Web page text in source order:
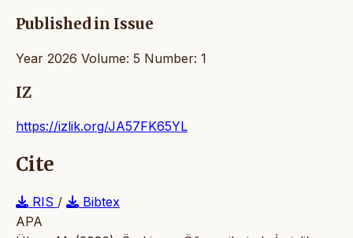
Published in Issue
Year 2026 Volume: 5 Number: 1
IZ
https://izlik.org/JA57FK65YL
Cite
RIS /
Bibtex
APA